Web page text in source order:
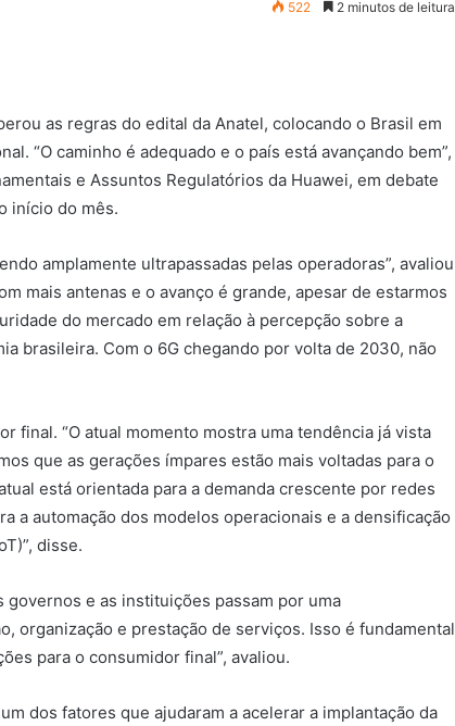
522 2 minutos de leitura
as regras do edital da Anatel, colocando o Brasil em
“O caminho é adequado e o país está avançando bem”,
e Assuntos Regulatórios da Huawei, em debate
início do mês.
amplamente ultrapassadas pelas operadoras”, avaliou
mais antenas e o avanço é grande, apesar de estarmos
do mercado em relação à percepção sobre a
brasileira. Com o 6G chegando por volta de 2030, não
final. “O atual momento mostra uma tendência já vista
que as gerações ímpares estão mais voltadas para o
está orientada para a demanda crescente por redes
a automação dos modelos operacionais e a densificação
disse.
governos e as instituições passam por uma
organização e prestação de serviços. Isso é fundamental
para o consumidor final”, avaliou.
dos fatores que ajudaram a acelerar a implantação da